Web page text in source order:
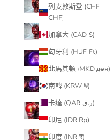
列支敦斯登 (CHF
CHF)
加拿大 (CAD $)
匈牙利 (HUF Ft)
北馬其頓 (MKD ден)
南韓 (KRW ₩)
卡達 (QAR ر.ق)
印尼 (IDR Rp)
印度 (INR ₹)